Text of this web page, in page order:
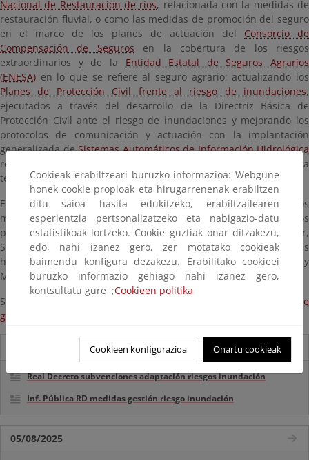
Nacional de Restauración de ríos, relacionada con la medidas de
restauración fluvial, o como las medidas de promoción del seguro
en el marco de los planes de actuación del Consorcio de
Compensación de Seguros en la cobertura de los riesgos
extraordinarios y de la Entidad Estatal de Seguros Agrarios
(ENESA) en lo que se refiere al seguro agrario; actualizando los
Planes de Protección Civil frente al riesgo de inundaciones,
ejecutados a través del desarrollo de la Directriz Básica de
Protección Civil ante el riesgo de inundaciones y mejorando los
protocolos de comunicación y actuación con la implantación
generalizada deSistemas Automáticos de Información Hidrológica
relacionados con las medidas de predicción de avenidas y alerta
temprana.
En el siguienteinformese realiza una descripción de los aspectos
más destacados del contenido mencionado en el caso de los
planes de las demarcaciones hidrográficas del Guadalquivir,
Segura y Júcar, y de la parte española de las demarcaciones
hidrográficas del Miño-Sil, Duero, Tajo, Guadiana, Ebro, Ceuta y
Melilla.
Se puede consultar el contenido completo de los
Planes de
gestión del riesgo de inundación
Real Decreto subvenciones adaptación riesgos inundación
Inf. Pública RD medidas gestión riesgo inundación
05/08/2025
Cookieak erabiltzeari buruzko informazioa: Webgune
honek cookie propioak eta hirugarrenenak erabiltzen
ditu saioa hasita edukitzeko, erabiltzailearen
esperientzia pertsonalizatzeko eta nabigazio-datu
estatistikoak lortzeko. Cookie guztiak onar ditzakezu,
edo, nahi izanez gero, zer motatako cookieak
baimendu konfigura dezakezu. Erabilitako cookieei
buruzko informazio gehiago nahi izanez gero,
kontsultatu gure ;Cookieen politika
Cookieen konfigurazioa Onartu cookieak